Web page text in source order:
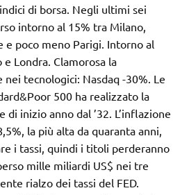
di borsa. Negli ultimi sei
intorno al 15% tra Milano,
e poco meno Parigi. Intorno al
Londra. Clamorosa la
tecnologici: Nasdaq -30%. Le
500 ha realizzato la
inizio anno dal ’32. L’inflazione
la più alta da quaranta anni,
i tassi, quindi i titoli perderanno
mille miliardi US$ nei tre
rialzo dei tassi del FED.